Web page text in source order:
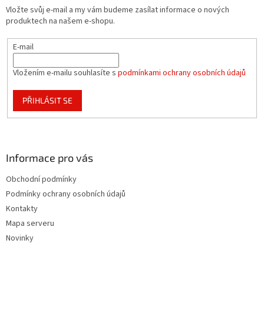
Vložte svůj e-mail a my vám budeme zasílat informace o nových
produktech na našem e-shopu.
E-mail
Vložením e-mailu souhlasíte s podmínkami ochrany osobních údajů
PŘIHLÁSIT SE
Informace pro vás
Obchodní podmínky
Podmínky ochrany osobních údajů
Kontakty
Mapa serveru
Novinky